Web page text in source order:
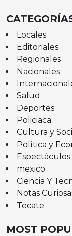
Locales
Editoriales
Regionales
Nacionales
Salud
Deportes
Policiaca
Cultura y
Política y
Espectáculos
mexico
Ciencia Y
Notas
Tecate
MOST